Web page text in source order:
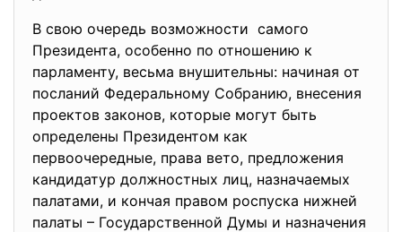
В свою очередь возможности самого
Президента, особенно по отношению к
парламенту, весьма внушительны: начиная от
посланий Федеральному Собранию, внесения
проектов законов, которые могут быть
определены Президентом как
первоочередные, права вето, предложения
кандидатур должностных лиц, назначаемых
палатами, и кончая правом роспуска нижней
палаты – Государственной Думы и назначения